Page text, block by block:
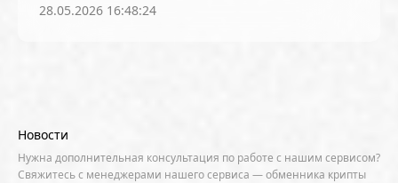
Блокировки и запреты
Великобритания
Венчурные инвестиции
видео
Википедия
28.05.2026 16:48:24
Новости
Нужна дополнительная консультация по работе с нашим сервисом?
Свяжитесь с менеджерами нашего сервиса — обменника крипты